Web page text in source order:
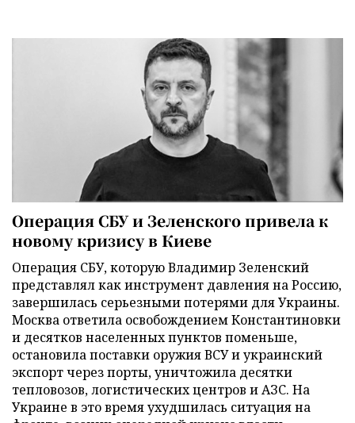
Операция СБУ и Зеленского привела к
новому кризису в Киеве
Операция СБУ, которую Владимир Зеленский
представлял как инструмент давления на Россию,
завершилась серьезными потерями для Украины.
Москва ответила освобождением Константиновки
и десятков населенных пунктов поменьше,
остановила поставки оружия ВСУ и украинский
экспорт через порты, уничтожила десятки
тепловозов, логистических центров и АЗС. На
Украине в это время ухудшилась ситуация на